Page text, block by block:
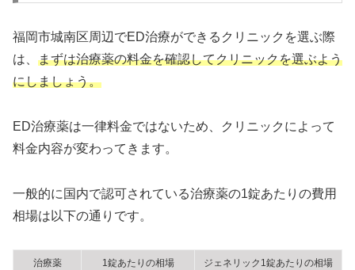
福岡市城南区周辺でED治療ができるクリニックを選ぶ際
は、 まずは治療薬の料金を確認してクリニックを選ぶよう
にしましょう。
ED治療薬は一律料金ではないため、クリニックによって
料金内容が変わってきます。
一般的に国内で認可されている治療薬の1錠あたりの費用
相場は以下の通りです。
治療薬 1錠あたりの相場 ジェネリック1錠あたりの相場